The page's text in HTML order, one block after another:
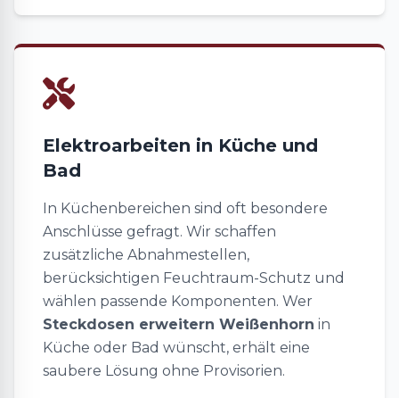
Elektroarbeiten in Küche und
Bad
In Küchenbereichen sind oft besondere
Anschlüsse gefragt. Wir schaffen
zusätzliche Abnahmestellen,
berücksichtigen Feuchtraum-Schutz und
wählen passende Komponenten. Wer
Steckdosen erweitern Weißenhorn in
Küche oder Bad wünscht, erhält eine
saubere Lösung ohne Provisorien.